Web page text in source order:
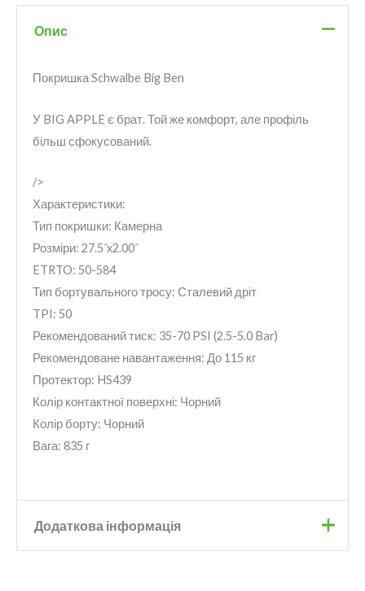
Опис
Покришка Schwalbe Big Ben
У BIG APPLE є брат. Той же комфорт, але профіль
більш сфокусований.
/>
Характеристики:
Тип покришки: Камерна
Розміри: 27.5˝x2.00˝
ETRTO: 50-584
Тип бортувального тросу: Сталевий дріт
TPI: 50
Рекомендований тиск: 35-70 PSI (2.5-5.0 Bar)
Рекомендоване навантаження: До 115 кг
Протектор: HS439
Колір контактної поверхні: Чорний
Колір борту: Чорний
Вага: 835 г
Додаткова інформація